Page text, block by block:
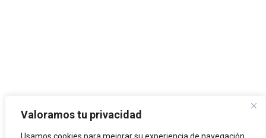
Valoramos tu privacidad